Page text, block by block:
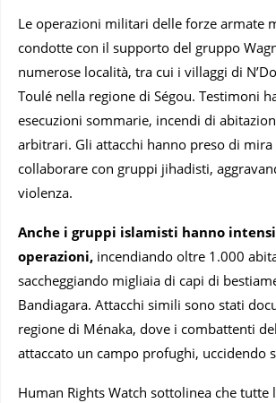
Le operazioni militari delle forze armate
condotte con il supporto del gruppo
numerose località, tra cui i villaggi di
Toulé nella regione di Ségou. Testimoni
esecuzioni sommarie, incendi di
arbitrari. Gli attacchi hanno preso di
collaborare con gruppi jihadisti,
violenza.
Anche i gruppi islamisti hanno
operazioni, incendiando oltre 1.000
saccheggiando migliaia di capi di
Bandiagara. Attacchi simili sono stati
regione di Ménaka, dove i combattenti
attaccato un campo profughi, uccidendo
Human Rights Watch sottolinea che